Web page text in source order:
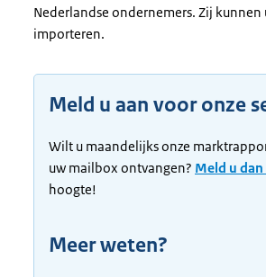
Nederlandse ondernemers. Zij
importeren.
Meld u aan voor onze
Wilt u maandelijks onze
uw mailbox ontvangen? Meld u
hoogte!
Meer weten?